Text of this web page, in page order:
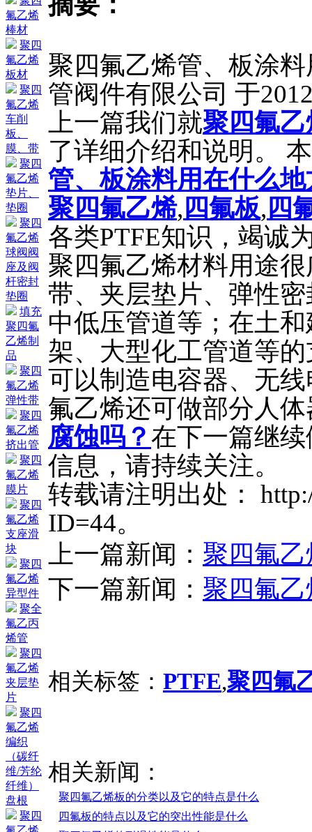
氟乙烯
棒材
聚四
氟乙烯
板材
聚四
氟乙烯
车削
板、
膜、带
聚四
氟乙烯
垫片、
垫圈
聚四
氟乙烯
球阀阀
座及阀
杆密封
垫圈
填充
聚四氟
乙烯制
品
聚四
氟乙烯
弹性带
聚四
氟乙烯
挤出管
聚四
氟乙烯
膜片
聚四
氟乙烯
支座滑
块
聚四
氟乙烯
异型件
聚全
氟乙丙
烯管
聚四
氟乙烯
夹层垫
片
聚四
氟乙烯
编织
（碳纤
维/芳纶
纤维）
盘根
聚四
聚四氟乙烯管、板涂
管阀件有限公司 于
上一篇我们就聚四氟
了详细介绍和说明。
管、板涂料用在什么
聚四氟乙烯, 四氟板, 四
各类PTFE知识，竭诚
聚四氟乙烯材料用途
带、夹层垫片、弹性
中低压管道等；在土
架、大型化工管道等
可以制造电容器、无
氟乙烯还可做部分人
腐蚀吗？在下一篇继
信息，请持续关注。
转载请注明出处：
ID=44。
上一篇新闻： 聚四氟
下一篇新闻： 聚四氟
相关标签： PTFE,聚四氟
相关新闻：
聚四氟乙烯板的分类以及它的特点是什么
四氟板的特点以及它的突出性能是什么